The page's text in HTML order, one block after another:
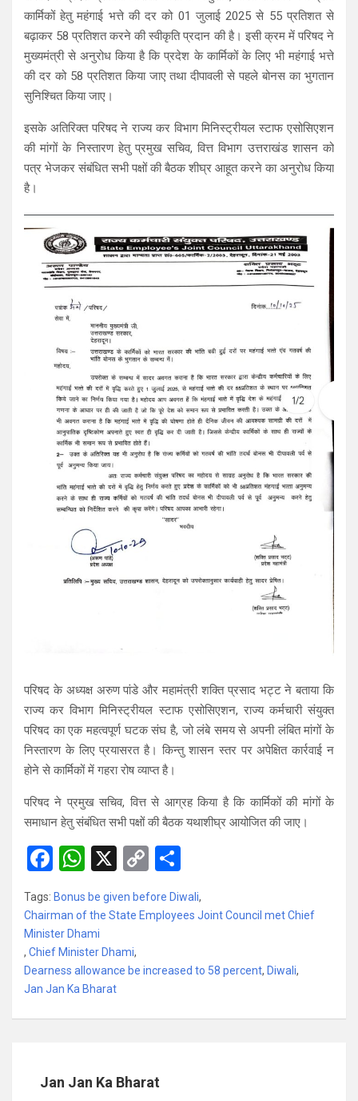
कार्मिकों हेतु महंगाई भत्ते की दर को 01 जुलाई 2025 से 55 प्रतिशत से
बढ़ाकर 58 प्रतिशत करने की स्वीकृति प्रदान की है। इसी क्रम में परिषद ने
मुख्यमंत्री से अनुरोध किया है कि प्रदेश के कार्मिकों के लिए भी महंगाई भत्ते
की दर को 58 प्रतिशत किया जाए तथा दीपावली से पहले बोनस का भुगतान
सुनिश्चित किया जाए।
इसके अतिरिक्त परिषद ने राज्य कर विभाग मिनिस्ट्रीयल स्टाफ एसोसिएशन
की मांगों के निस्तारण हेतु प्रमुख सचिव, वित्त विभाग उत्तराखंड शासन को
पत्र भेजकर संबंधित सभी पक्षों की बैठक शीघ्र आहूत करने का अनुरोध किया
है।
परिषद के अध्यक्ष अरुण पांडे और महामंत्री शक्ति प्रसाद भट्ट ने बताया कि
राज्य कर विभाग मिनिस्ट्रीयल स्टाफ एसोसिएशन, राज्य कर्मचारी संयुक्त
परिषद का एक महत्वपूर्ण घटक संघ है, जो लंबे समय से अपनी लंबित मांगों के
निस्तारण के लिए प्रयासरत है। किन्तु शासन स्तर पर अपेक्षित कार्रवाई न
होने से कार्मिकों में गहरा रोष व्याप्त है।
परिषद ने प्रमुख सचिव, वित्त से आग्रह किया है कि कार्मिकों की मांगों के
समाधान हेतु संबंधित सभी पक्षों की बैठक यथाशीघ्र आयोजित की जाए।
F
a
ce
b
o
o
k
W
h
at
s
A
p
p
X
C
o
py
n
ar
Tags: Bonus be given before Diwali,
Chairman of the State Employees Joint Council met Chief
Minister Dhami
, Chief Minister Dhami,
Dearness allowance be increased to 58 percent, Diwali,
Jan Jan Ka Bharat
Jan Jan Ka Bharat